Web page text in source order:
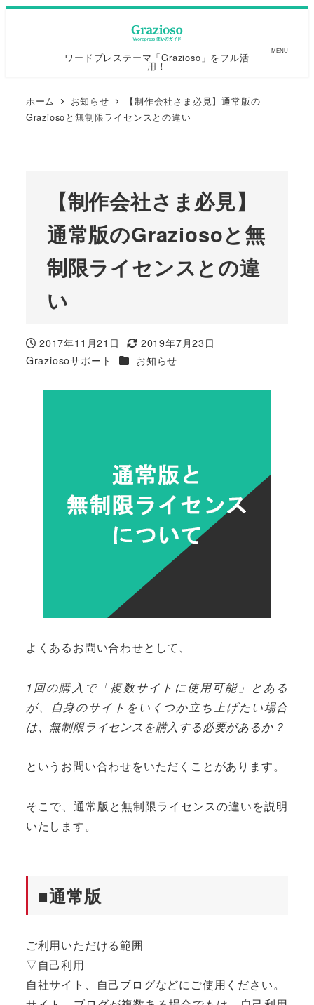
ワードプレステーマ「Grazioso」をフル活
用！
MENU
ホーム お知らせ
【制作会社さま必見】通常版の
Graziosoと無制限ライセンスとの違い
【制作会社さま必見】
通常版のGraziosoと無
制限ライセンスとの違
い
投稿日
2017年11月21日
更新日
2019年7月23日
著
Graziosoサポート カテゴリー
お知らせ
よくあるお問い合わせとして、
1回の購入で「複数サイトに使用可能」とある
が、自身のサイトをいくつか立ち上げたい場合
は、無制限ライセンスを購入する必要があるか？
というお問い合わせをいただくことがあります。
そこで、通常版と無制限ライセンスの違いを説明
いたします。
■通常版
ご利用いただける範囲
▽自己利用
自社サイト、自己ブログなどにご使用ください。